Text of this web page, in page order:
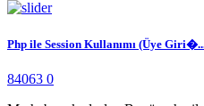
Php ile Session Kullanımı (Üye
84063 0